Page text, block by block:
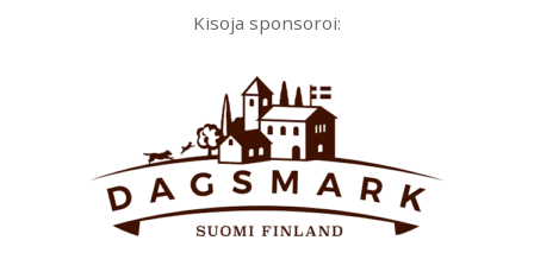
Kisoja sponsoroi: